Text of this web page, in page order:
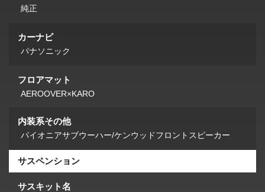
純正
カーナビ
パナソニック
フロアマット
AEROOVER×KARO
内装系その他
パイオニアサブウーハー/ケンウッドフロントスピーカー
サスペンション
サスキット名